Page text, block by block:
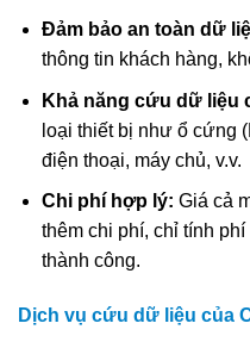
Đảm bảo an toàn dữ
thông tin khách hàng,
Khả năng cứu dữ liệu
loại thiết bị như ổ cứng
điện thoại, máy chủ, v.v.
Chi phí hợp lý: Giá cả
thêm chi phí, chỉ tính
thành công.
Dịch vụ cứu dữ liệu của